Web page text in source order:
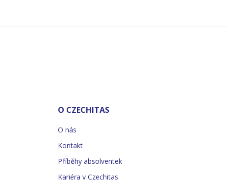
O CZECHITAS
O nás
Kontakt
Příběhy absolventek
Kariéra v Czechitas